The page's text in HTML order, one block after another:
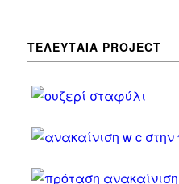
ΤΕΛΕΥΤΑΙΑ PROJECT